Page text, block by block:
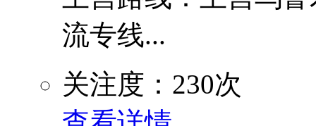
流专线...
关注度：230次